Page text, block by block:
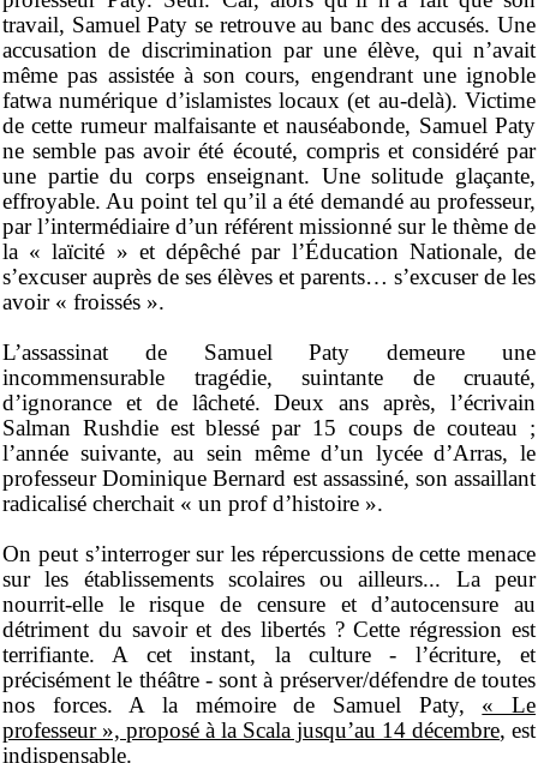
travail, Samuel Paty se retrouve au banc des accusés. Une
accusation de discrimination par une élève, qui n’avait
même pas assistée à son cours, engendrant une ignoble
fatwa numérique d’islamistes locaux (et au-delà). Victime
de cette rumeur malfaisante et nauséabonde, Samuel Paty
ne semble pas avoir été écouté, compris et considéré par
une partie du corps enseignant. Une solitude glaçante,
effroyable. Au point tel qu’il a été demandé au professeur,
par l’intermédiaire d’un référent missionné sur le thème de
la « laïcité » et dépêché par l’Éducation Nationale, de
s’excuser auprès de ses élèves et parents… s’excuser de les
avoir « froissés ».
L’assassinat de Samuel Paty demeure une
incommensurable tragédie, suintante de cruauté,
d’ignorance et de lâcheté.Deux ans après, l’écrivain
Salman Rushdie est blessé par 15 coups de couteau ;
l’année suivante,au sein même d’un lycée d’Arras, le
professeurDominique Bernard est assassiné, son assaillant
radicalisé cherchait « un prof d’histoire ».
On peut s’interroger sur les répercussions de cette menace
sur les établissements scolaires ou ailleurs... La peur
nourrit-elle le risque de censure et d’autocensure au
détriment du savoir et des libertés ? Cette régression est
terrifiante. A cet instant, la culture - l’écriture, et
précisément le théâtre - sont à préserver/défendre de toutes
nos forces.A la mémoire de Samuel Paty, « Le
professeur », proposé à la Scala jusqu’au 14 décembre, est
indispensable.